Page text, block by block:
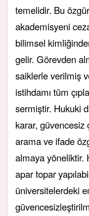
temelidir. Bu
akademisyeni
bilimsel
gelir. Görevden
saiklerle verilmiş
istihdamı tüm
sermiştir. Hukuki
karar, güvencesiz
arama ve ifade
almaya yöneliktir.
apar topar
üniversitelerdeki